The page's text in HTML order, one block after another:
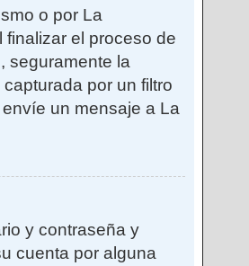
o por La
el proceso de
seguramente la
por un filtro
un mensaje a La
y contraseña y
cuenta por alguna